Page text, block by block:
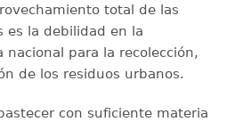
total de las
es la debilidad en la
para la recolección,
de los residuos urbanos.
con suficiente materia